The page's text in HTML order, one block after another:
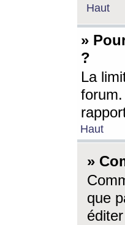
Haut
»
?
La
Haut
»
que